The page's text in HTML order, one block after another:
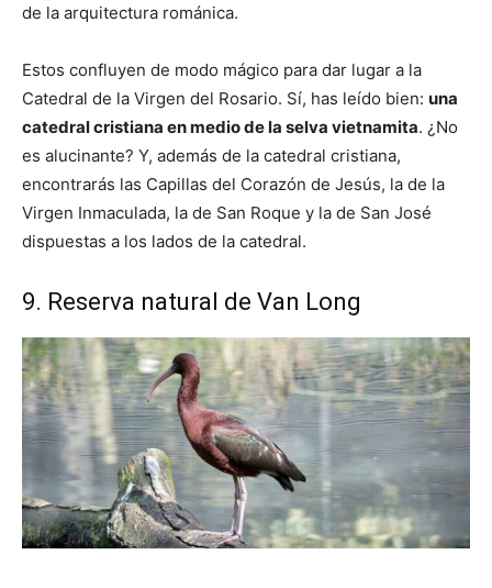
de la arquitectura románica.
Estos confluyen de modo mágico para dar lugar a la
Catedral de la Virgen del Rosario. Sí, has leído bien: una
catedral cristiana en medio de la selva vietnamita. ¿No
es alucinante? Y, además de la catedral cristiana,
encontrarás las Capillas del Corazón de Jesús, la de la
Virgen Inmaculada, la de San Roque y la de San José
dispuestas a los lados de la catedral.
9. Reserva natural de Van Long